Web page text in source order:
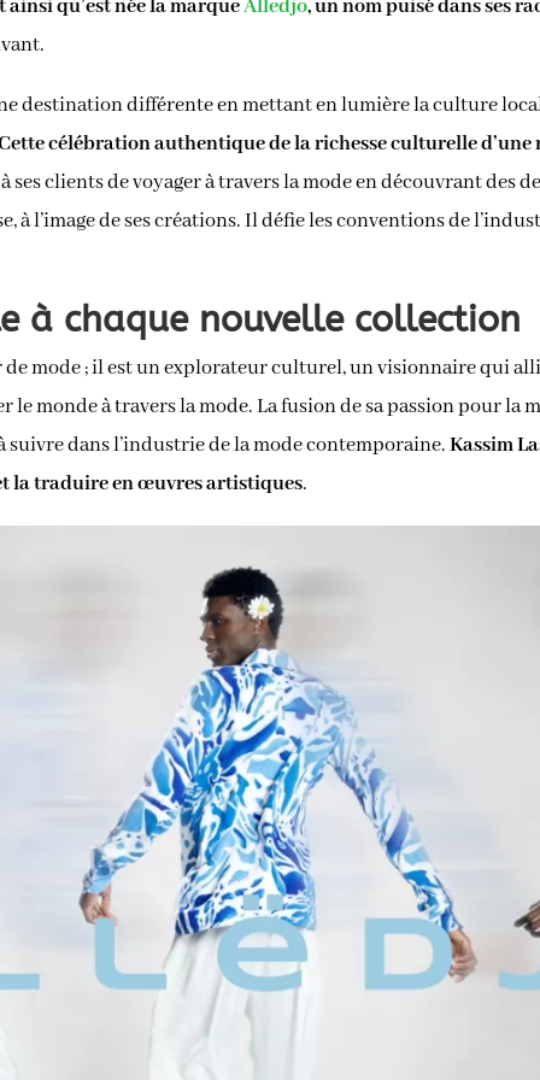
ainsi qu’est née la marqueAlledjo, un nom puisé dans ses
destination différente en mettant en lumière la culture
célébration authentique de la richesse culturelle d’une
ses clients de voyager à travers la mode en découvrant des
à l’image de ses créations. Il défie les conventions de
à chaque nouvelle collection
mode ; il est un explorateur culturel, un visionnaire qui
monde à travers la mode. La fusion de sa passion pour la
suivre dans l’industrie de la mode contemporaine.Kassim
la traduire en œuvres artistiques.